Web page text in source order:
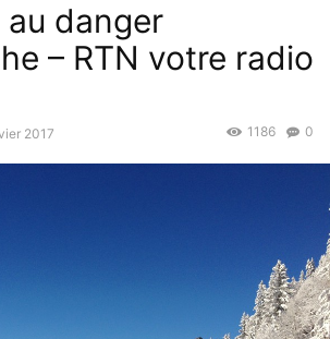
danger
– RTN votre radio
2017 0
1186